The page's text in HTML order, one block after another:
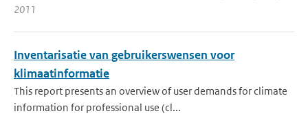
2011
Inventarisatie van gebruikerswensen voor
klimaatinformatie
This report presents an overview of user demands for climate
information for professional use (cl...